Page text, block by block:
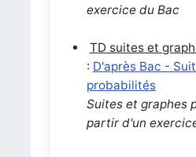
exercice du Bac
TD suites et
: D'après Bac -
probabilités
Suites et graphes
partir d'un